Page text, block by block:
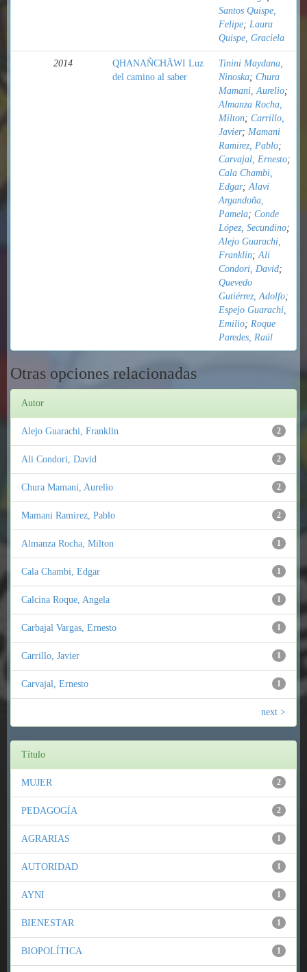
Santos Quispe,
Felipe; Laura
Quispe, Graciela
2014
QHANAÑCHÄWI Luz
del camino al saber
Tinini Maydana,
Ninoska; Chura
Mamani, Aurelio;
Almanza Rocha,
Milton; Carrillo,
Javier; Mamani
Ramirez, Pablo;
Carvajal, Ernesto;
Cala Chambi,
Edgar;Alavi
Argandoña,
Pamela; Conde
López, Secundino;
Alejo Guarachi,
Franklin;Ali
Condori, David;
Quevedo
Gutiérrez, Adolfo;
Espejo Guarachi,
Emilio; Roque
Paredes, Raúl
Otras opciones relacionadas
Autor
2
Alejo Guarachi, Franklin
2
Ali Condori, David
2
Chura Mamani, Aurelio
2
Mamani Ramirez, Pablo
1
Almanza Rocha, Milton
1
Cala Chambi, Edgar
1
Calcina Roque, Angela
1
Carbajal Vargas, Ernesto
1
Carrillo, Javier
1
Carvajal, Ernesto
next >
Título
2
MUJER
2
PEDAGOGÍA
1
AGRARIAS
1
AUTORIDAD
1
AYNI
1
BIENESTAR
1
BIOPOLÍTICA